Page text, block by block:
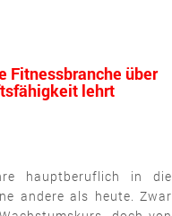
Fitnessbranche über
lehrt
hauptberuflich in die
andere als heute. Zwar